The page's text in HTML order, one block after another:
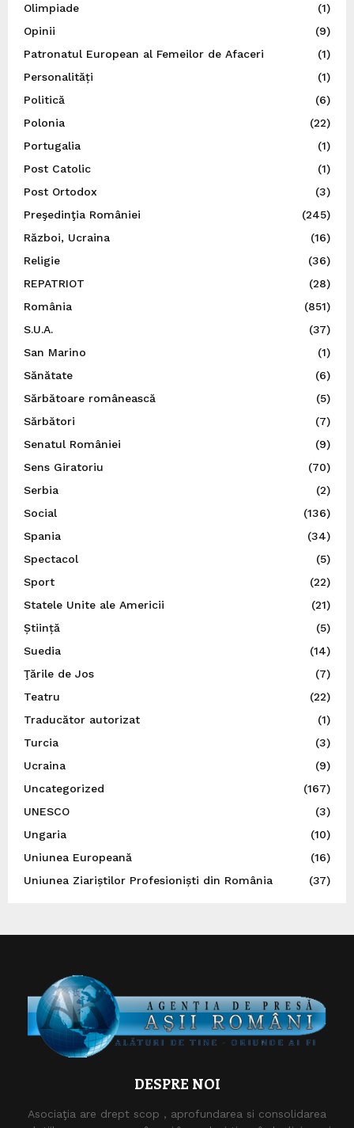
Olimpiade
(1)
Opinii
(9)
Patronatul European al Femeilor de Afaceri
(1)
Personalități
(1)
Politică
(6)
Polonia
(22)
Portugalia
(1)
Post Catolic
(1)
Post Ortodox
(3)
Preşedinţia României
(245)
Război, Ucraina
(16)
Religie
(36)
REPATRIOT
(28)
România
(851)
S.U.A.
(37)
San Marino
(1)
Sănătate
(6)
Sărbătoare românească
(5)
Sărbători
(7)
Senatul României
(9)
Sens Giratoriu
(70)
Serbia
(2)
Social
(136)
Spania
(34)
Spectacol
(5)
Sport
(22)
Statele Unite ale Americii
(21)
Știință
(5)
Suedia
(14)
Ţările de Jos
(7)
Teatru
(22)
Traducător autorizat
(1)
Turcia
(3)
Ucraina
(9)
Uncategorized
(167)
UNESCO
(3)
Ungaria
(10)
Uniunea Europeană
(16)
Uniunea Ziariștilor Profesioniști din România
(37)
DESPRE NOI
Asociaţia are drept scop , aprofundarea si consolidarea